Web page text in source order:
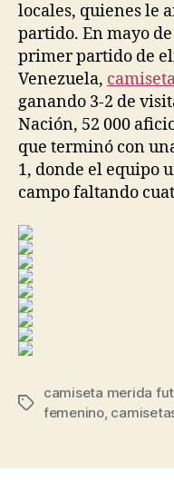
locales, quienes le
partido. En mayo
primer partido de
Venezuela,
ganando 3-2 de
Nación, 52 000
que terminó con
1, donde el equipo
campo faltando
Etiquetas
camiseta merida
femenino,